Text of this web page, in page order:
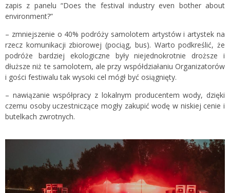
zapis z panelu “Does the festival industry even bother about
environment?”
– zmniejszenie o 40% podróży samolotem artystów i artystek na
rzecz komunikacji zbiorowej (pociąg, bus). Warto podkreślić, że
podróże bardziej ekologiczne były niejednokrotnie droższe i
dłuższe niż te samolotem, ale przy współdziałaniu Organizatorów
i gości festiwalu tak wysoki cel mógł być osiągnięty.
– nawiązanie współpracy z lokalnym producentem wody, dzięki
czemu osoby uczestniczące mogły zakupić wodę w niskiej cenie i
butelkach zwrotnych.